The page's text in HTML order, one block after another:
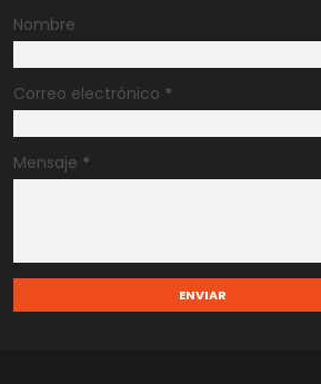
Nombre
Correo electrónico *
Mensaje *